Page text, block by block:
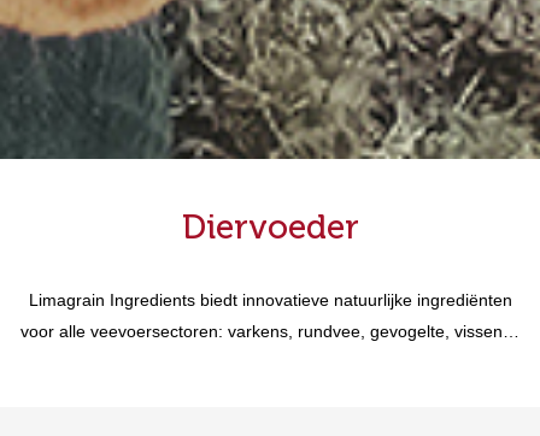
Diervoeder
Limagrain Ingredients biedt innovatieve natuurlijke ingrediënten
voor alle veevoersectoren: varkens, rundvee, gevogelte, vissen…